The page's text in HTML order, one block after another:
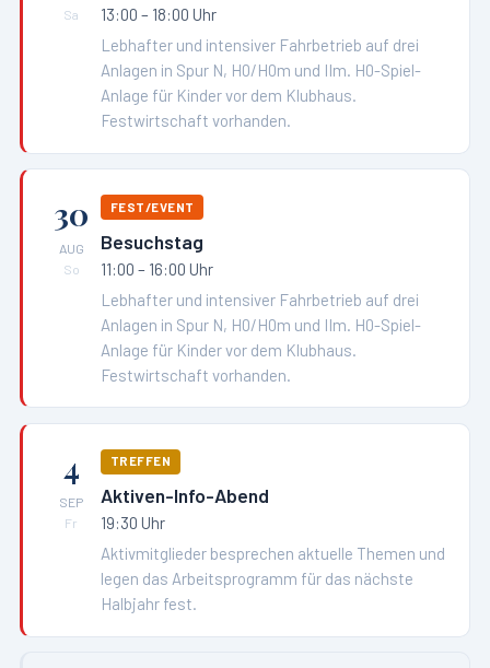
Sa
13:00 – 18:00 Uhr
Lebhafter und intensiver Fahrbetrieb auf drei
Anlagen in Spur N, H0/H0m und IIm. H0-Spiel-
Anlage für Kinder vor dem Klubhaus.
Festwirtschaft vorhanden.
30
AUG
So
FEST/EVENT
Besuchstag
11:00 – 16:00 Uhr
Lebhafter und intensiver Fahrbetrieb auf drei
Anlagen in Spur N, H0/H0m und IIm. H0-Spiel-
Anlage für Kinder vor dem Klubhaus.
Festwirtschaft vorhanden.
4
SEP
Fr
TREFFEN
Aktiven-Info-Abend
19:30 Uhr
Aktivmitglieder besprechen aktuelle Themen und
legen das Arbeitsprogramm für das nächste
Halbjahr fest.